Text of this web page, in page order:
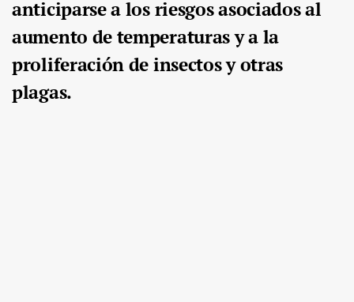
anticiparse a los riesgos asociados al
aumento de temperaturas y a la
proliferación de insectos y otras
plagas.